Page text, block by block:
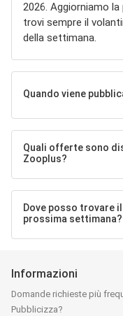
2026. Aggiorniamo
trovi sempre il
della settimana.
Quando viene
Quali offerte sono
Zooplus?
Dove posso trovare
prossima settimana?
Informazioni
Domande richieste più
Pubblicizza?